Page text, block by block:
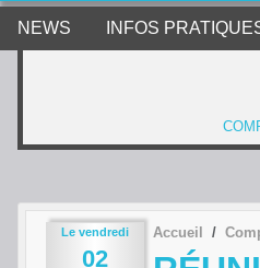
NEWS INFOS
Le vendredi
02
Accueil